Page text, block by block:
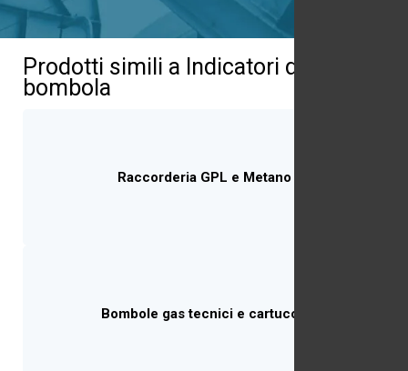
Prodotti simili a Indicatori di livello
bombola
Raccorderia GPL e Metano
Bombole gas tecnici e cartucce